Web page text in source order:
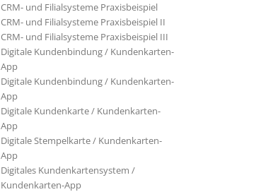
CRM- und Filialsysteme Praxisbeispiel
CRM- und Filialsysteme Praxisbeispiel II
CRM- und Filialsysteme Praxisbeispiel III
Digitale Kundenbindung / Kundenkarten-
App
Digitale Kundenbindung / Kundenkarten-
App
Digitale Kundenkarte / Kundenkarten-
App
Digitale Stempelkarte / Kundenkarten-
App
Digitales Kundenkartensystem /
Kundenkarten-App